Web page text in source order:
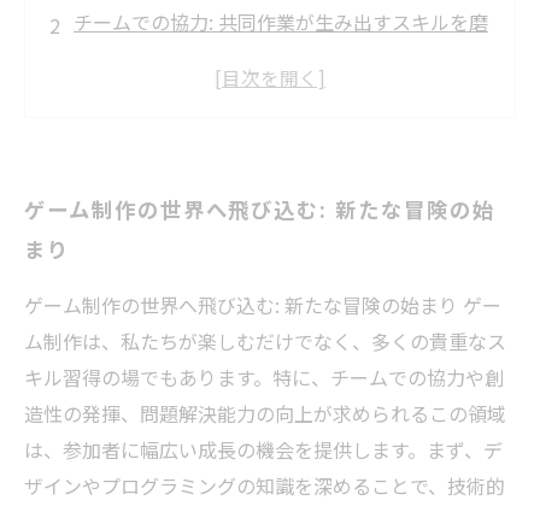
チームでの協力: 共同作業が生み出すスキルを磨
創造力を解き放つ: デザインとプログラミングの
自己管理とプロジェクト管理を学ぶ重要性
す未来
ゲーム制作を通じて得たスキルの活用法と成長
の実感
ゲーム制作の世界へ飛び込む: 新たな冒険の始
まり
ゲーム制作の世界へ飛び込む: 新たな冒険の始まり ゲー
ム制作は、私たちが楽しむだけでなく、多くの貴重なス
キル習得の場でもあります。特に、チームでの協力や創
造性の発揮、問題解決能力の向上が求められるこの領域
は、参加者に幅広い成長の機会を提供します。まず、デ
ザインやプログラミングの知識を深めることで、技術的